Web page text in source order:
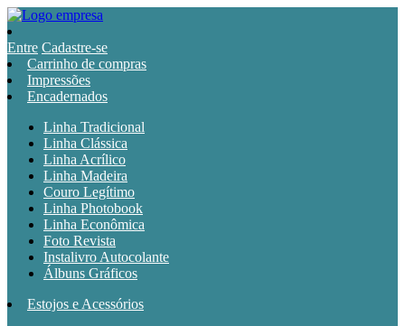
Entre Cadastre-se
Carrinho de compras
Impressões
Encadernados
Linha Tradicional
Linha Clássica
Linha Acrílico
Linha Madeira
Couro Legítimo
Linha Photobook
Linha Econômica
Foto Revista
Instalivro Autocolante
Álbuns Gráficos
Estojos e Acessórios